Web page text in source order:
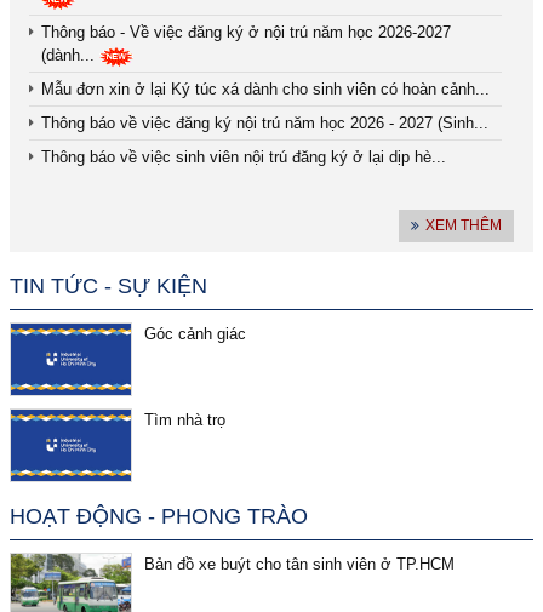
Thông báo - Về việc đăng ký ở nội trú năm học 2026-2027
(dành...
Mẫu đơn xin ở lại Ký túc xá dành cho sinh viên có hoàn cảnh...
Thông báo về việc đăng ký nội trú năm học 2026 - 2027 (Sinh...
Thông báo về việc sinh viên nội trú đăng ký ở lại dịp hè...
XEM THÊM
TIN TỨC - SỰ KIỆN
Góc cảnh giác
Tìm nhà trọ
HOẠT ĐỘNG - PHONG TRÀO
Bản đồ xe buýt cho tân sinh viên ở TP.HCM